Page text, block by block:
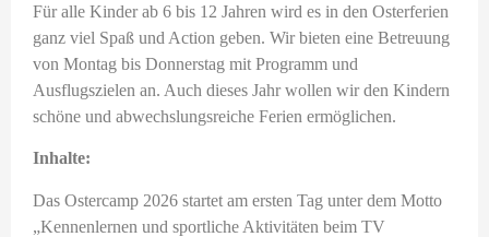
Für alle Kinder ab 6 bis 12 Jahren wird es in den Osterferien
ganz viel Spaß und Action geben. Wir bieten eine Betreuung
von Montag bis Donnerstag mit Programm und
Ausflugszielen an. Auch dieses Jahr wollen wir den Kindern
schöne und abwechslungsreiche Ferien ermöglichen.
Inhalte:
Das Ostercamp 2026 startet am ersten Tag unter dem Motto
„Kennenlernen und sportliche Aktivitäten beim TV